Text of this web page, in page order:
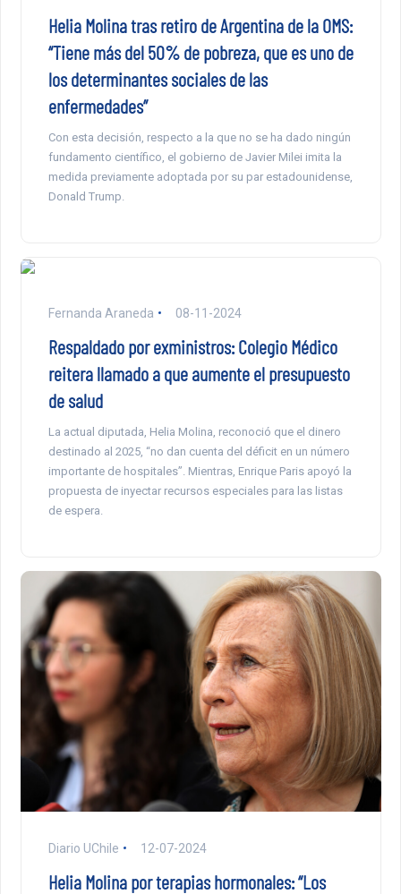
Helia Molina tras retiro de Argentina de la OMS:
“Tiene más del 50% de pobreza, que es uno de
los determinantes sociales de las
enfermedades”
Con esta decisión, respecto a la que no se ha dado ningún
fundamento científico, el gobierno de Javier Milei imita la
medida previamente adoptada por su par estadounidense,
Donald Trump.
Fernanda Araneda 08-11-2024
Respaldado por exministros: Colegio Médico
reitera llamado a que aumente el presupuesto
de salud
La actual diputada, Helia Molina, reconoció que el dinero
destinado al 2025, “no dan cuenta del déficit en un número
importante de hospitales”. Mientras, Enrique Paris apoyó la
propuesta de inyectar recursos especiales para las listas
de espera.
Diario UChile 12-07-2024
Helia Molina por terapias hormonales: “Los